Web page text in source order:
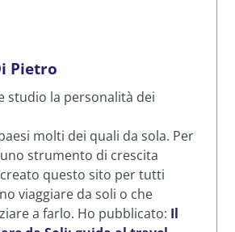
Pietro
studio la personalità dei
molti dei quali da sola. Per
strumento di crescita
questo sito per tutti
viaggiare da soli o che
a farlo. Ho pubblicato: Il